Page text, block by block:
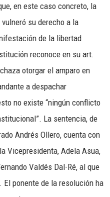
en este caso concreto, la
su derecho a la
de la libertad
reconoce en su art.
otorgar el amparo en
a despachar
no existe “ningún conflicto
La sentencia, de
Andrés Ollero, cuenta con
Vicepresidenta, Adela Asua,
Valdés Dal-Ré, al que
El ponente de la resolución ha